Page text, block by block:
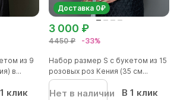
из 9
в...
клик
Доставка 0₽
4450 ₽ -33%
3 000 ₽
Набор размер S с букетом из 15
розовых роз Кения (35 см...
Нет в наличии В 1 клик